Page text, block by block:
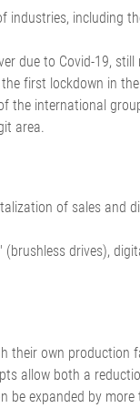
•
including
due to Covid-19,
first lockdown in
the international
area.
of sales and
drives),
own production
allow both a
be expanded by more